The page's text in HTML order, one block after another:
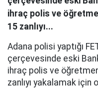
ihraç polis ve
15 zanlıyı...
Adana polisi yaptığı
çerçevesinde eski
ihraç polis ve
zanlıyı yakalamak için